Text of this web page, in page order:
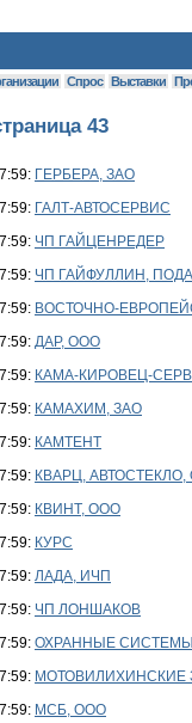
Спрос Выставки
43
ГЕРБЕРА, ЗАО
ГАЛТ-АВТОСЕРВИС
ЧП ГАЙЦЕНРЕДЕР
ЧП ГАЙФУЛЛИН,
ВОСТОЧНО-
ДАР, ООО
КАМА-КИРОВЕЦ-
КАМАХИМ, ЗАО
КАМТЕНТ
КВАРЦ,
КВИНТ, ООО
КУРС
ЛАДА, ИЧП
ЧП ЛОНШАКОВ
ОХРАННЫЕ
МОТОВИЛИХИНСКИЕ
МСБ, ООО